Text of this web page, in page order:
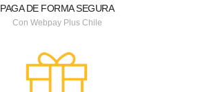
PAGA DE FORMA SEGURA
Con Webpay Plus Chile